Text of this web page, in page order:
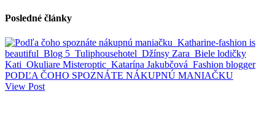
Posledné články
PODĽA ČOHO SPOZNÁTE NÁKUPNÚ MANIAČKU
View Post